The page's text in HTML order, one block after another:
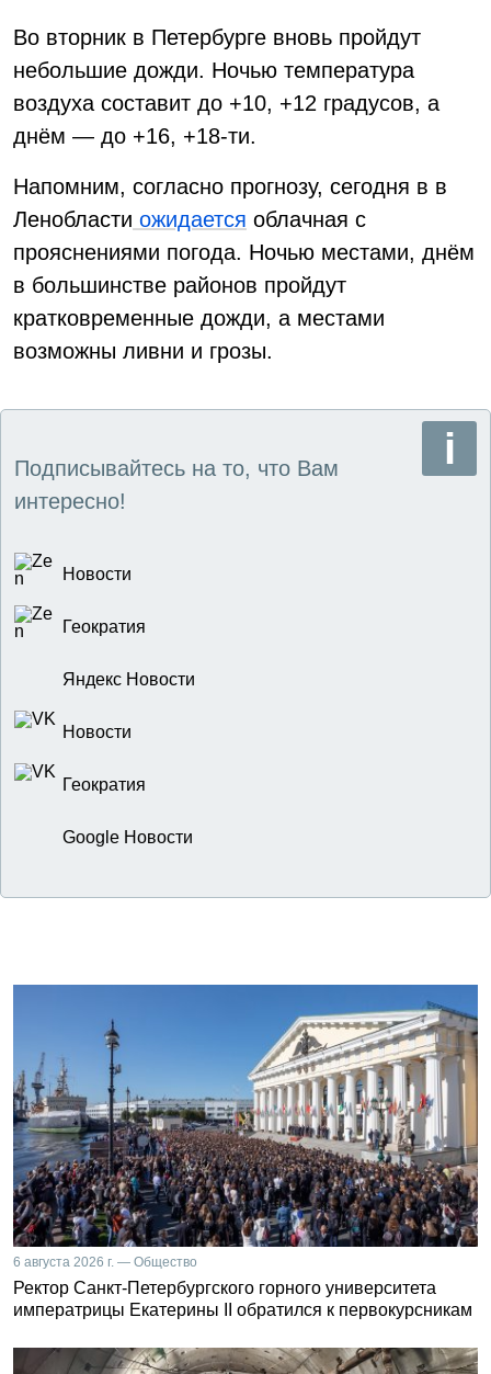
Во вторник в Петербурге вновь пройдут
небольшие дожди. Ночью температура
воздуха составит до +10, +12 градусов, а
днём — до +16, +18-ти.
Напомним, согласно прогнозу, сегодня в в
Ленобласти ожидается облачная с
прояснениями погода. Ночью местами, днём
в большинстве районов пройдут
кратковременные дожди, а местами
возможны ливни и грозы.
Подписывайтесь на то, что Вам
интересно!
Новости
Геократия
Яндекс Новости
Новости
Геократия
Google Новости
6 августа 2026 г. — Общество
Ректор Санкт-Петербургского горного университета
императрицы Екатерины II обратился к первокурсникам